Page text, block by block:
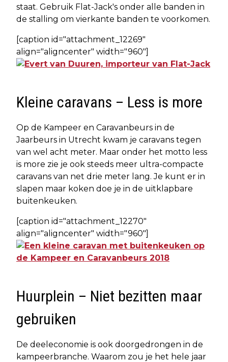
staat. Gebruik Flat-Jack's onder alle banden in
de stalling om vierkante banden te voorkomen.
[caption id="attachment_12269"
align="aligncenter" width="960"]
Kleine caravans – Less is more
Op de Kampeer en Caravanbeurs in de
Jaarbeurs in Utrecht kwam je caravans tegen
van wel acht meter. Maar onder het motto less
is more zie je ook steeds meer ultra-compacte
caravans van net drie meter lang. Je kunt er in
slapen maar koken doe je in de uitklapbare
buitenkeuken.
[caption id="attachment_12270"
align="aligncenter" width="960"]
Huurplein – Niet bezitten maar
gebruiken
De deeleconomie is ook doorgedrongen in de
kampeerbranche. Waarom zou je het hele jaar